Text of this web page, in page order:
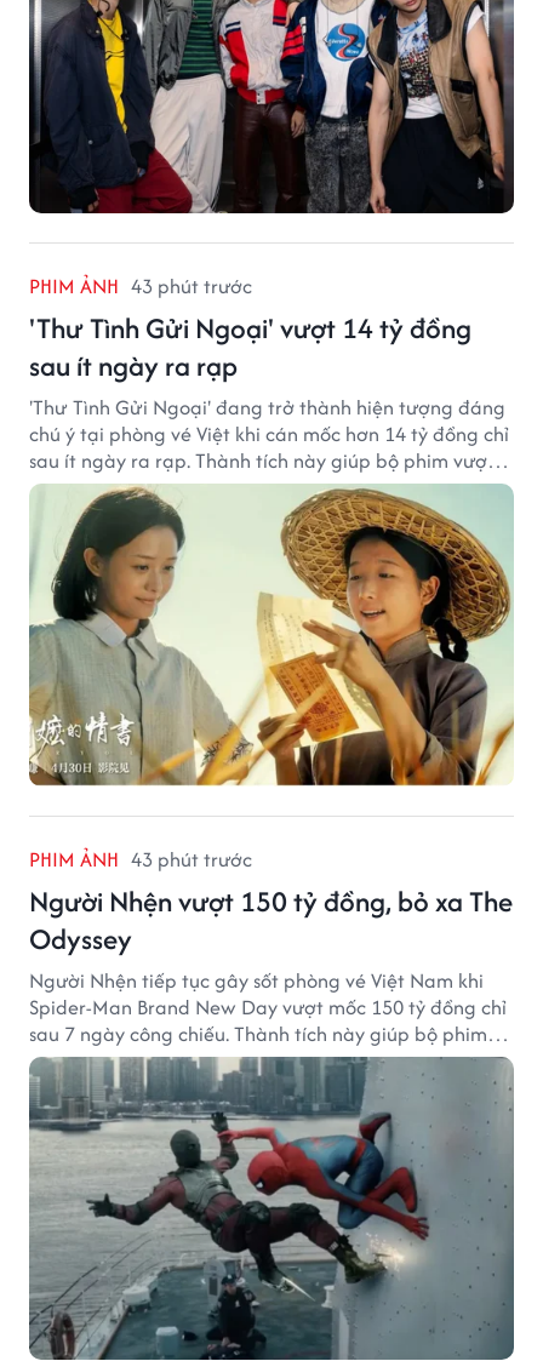
PHIM ẢNH 43 phút trước
'Thư Tình Gửi Ngoại' vượt 14 tỷ đồng
sau ít ngày ra rạp
'Thư Tình Gửi Ngoại' đang trở thành hiện tượng đáng
chú ý tại phòng vé Việt khi cán mốc hơn 14 tỷ đồng chỉ
sau ít ngày ra rạp. Thành tích này giúp bộ phim vượt
kỳ vọng ban đầu và duy trì sức hút giữa cuộc cạnh
tranh của nhiều tác phẩm lớn.
PHIM ẢNH 43 phút trước
Người Nhện vượt 150 tỷ đồng, bỏ xa The
Odyssey
Người Nhện tiếp tục gây sốt phòng vé Việt Nam khi
Spider-Man Brand New Day vượt mốc 150 tỷ đồng chỉ
sau 7 ngày công chiếu. Thành tích này giúp bộ phim
của Tom Holland tạo khoảng cách đáng kể với The
Odyssey trên đường đua doanh thu.